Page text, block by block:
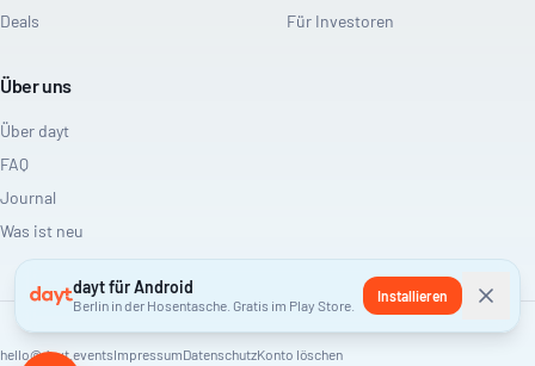
Deals
Für Investoren
Über uns
Über dayt
FAQ
Journal
Was ist neu
hello@dayt.eventsImpressumDatenschutzKonto löschen
dayt für Android
Berlin in der Hosentasche. Gratis im Play Store.
Installieren